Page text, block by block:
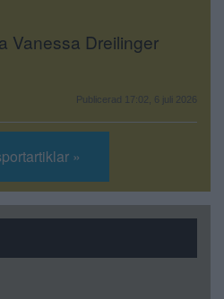
Vanessa Dreilinger
Publicerad 17:02, 6 juli 2026
»